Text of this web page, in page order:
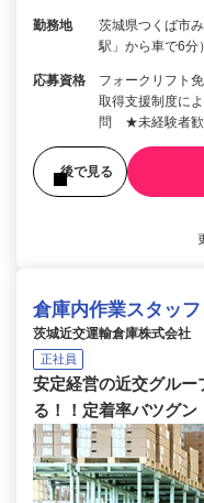
勤務地
茨城県つくば市
駅」から車で6分）
応募資格
フォークリフト
取得支援制度に
問 ★未経験者歓
後で見る
倉庫内作業スタッフ
茨城近交運輸倉庫株式会社
正社員
安定経営の近交グルー
る！！定着率バツグン